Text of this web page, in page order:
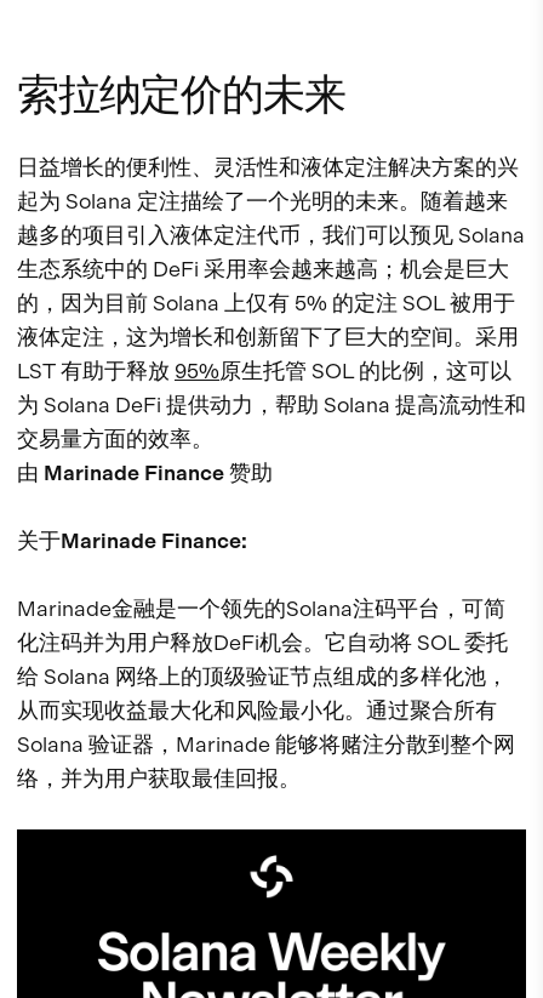
索拉纳定价的未来
日益增长的便利性、灵活性和液体定注解决方案的兴
起为 Solana 定注描绘了一个光明的未来。随着越来
越多的项目引入液体定注代币，我们可以预见 Solana
生态系统中的 DeFi 采用率会越来越高；机会是巨大
的，因为目前 Solana 上仅有 5% 的定注 SOL 被用于
液体定注，这为增长和创新留下了巨大的空间。采用
LST 有助于释放 95%原生托管 SOL 的比例，这可以
为 Solana DeFi 提供动力，帮助 Solana 提高流动性和
交易量方面的效率。
由 Marinade Finance 赞助
关于Marinade Finance:
Marinade金融是一个领先的Solana注码平台，可简
化注码并为用户释放DeFi机会。它自动将 SOL 委托
给 Solana 网络上的顶级验证节点组成的多样化池，
从而实现收益最大化和风险最小化。通过聚合所有
Solana 验证器，Marinade 能够将赌注分散到整个网
络，并为用户获取最佳回报。